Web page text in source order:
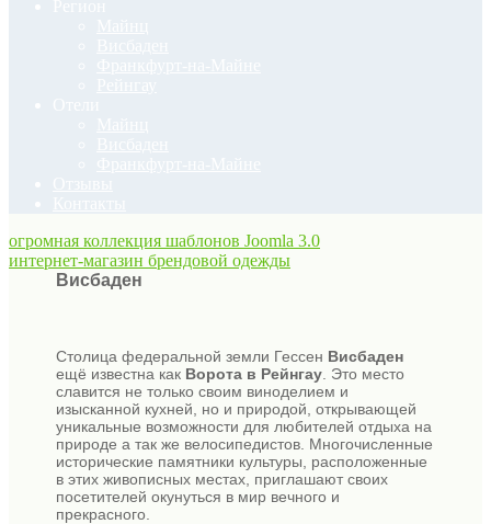
огромная коллекция шаблонов Joomla 3.0
интернет-магазин брендовой одежды
Висбаден
Столица федеральной земли Гессен Висбаден
ещё известна как Ворота в Рейнгау . Это место
славится не только своим виноделием и
изысканной кухней, но и природой, открывающей
уникальные возможности для любителей отдыха на
природе а так же велосипедистов. Многочисленные
исторические памятники культуры, расположенные
в этих живописных местах, приглашают своих
посетителей окунуться в мир вечного и
прекрасного.